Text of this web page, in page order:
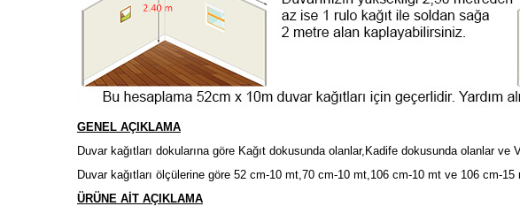
GENEL AÇIKLAMA
Duvar kağıtları dokularına göre Kağıt dokusunda olanlar,Kadife dokusunda olanlar
Duvar kağıtları ölçülerine göre 52 cm-10 mt,70 cm-10 mt,106 cm-10 mt ve 106 cm-
ÜRÜNE AİT AÇIKLAMA